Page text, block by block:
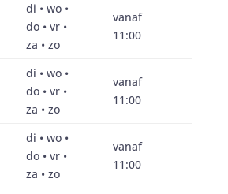
di • wo •
do • vr •
za • zo
vanaf
11:00
di • wo •
do • vr •
za • zo
vanaf
11:00
di • wo •
do • vr •
za • zo
vanaf
11:00